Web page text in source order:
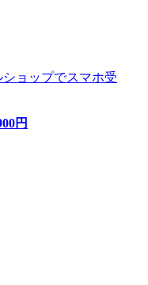
ョップでスマホ受
円